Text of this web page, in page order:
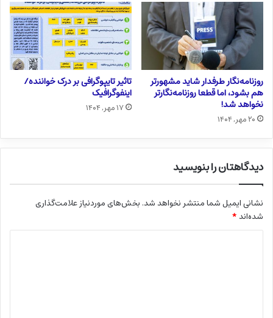
روزنامه‌نگار طرفدار شاید مشهورتر
هم بشود، اما قطعا روزنامه‌نگارتر
نخواهد شد!
۲۰ مهر, ۱۴۰۴
تاثیر تایپوگرافی بر درک خواننده/
اینفوگرافیک
۱۷ مهر, ۱۴۰۴
دیدگاهتان را بنویسید
نشانی ایمیل شما منتشر نخواهد شد. بخش‌های موردنیاز علامت‌گذاری
شده‌اند*